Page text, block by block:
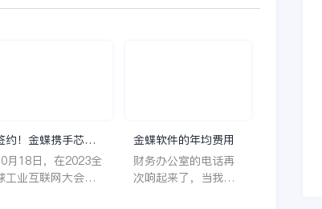
约！金蝶携手芯源
，助力半导体装备
造领先企业迈向世
月18日，在2023全
工业互联网大会期
金蝶软件的年均费用
财务办公室的电话再
次响起来了，当我拿